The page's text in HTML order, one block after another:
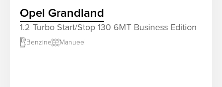
Opel Grandland
1.2 Turbo Start/Stop 130 6MT Business Edition
Benzine Manueel